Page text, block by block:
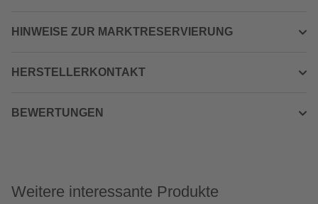
HINWEISE ZUR MARKTRESERVIERUNG
HERSTELLERKONTAKT
BEWERTUNGEN
Weitere interessante Produkte